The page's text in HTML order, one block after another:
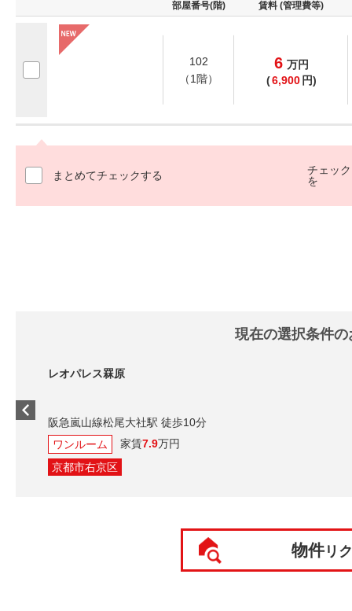
部屋番号(階) 賃料 (管理費等)
102
（1階）
6 万円
(6,900 円)
まとめてチェックする
チェッ
を
現在の選択条件
レオパレス罧原
阪急嵐山線松尾大社駅 徒歩10分
ワンルーム
家賃7.9万円
京都市右京区
物件リ